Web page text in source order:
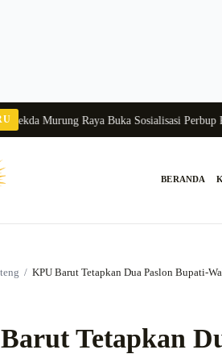
Murung Raya Buka Sosialisasi Perbup PJPK
BERANDA
/ KPU Barut Tetapkan Dua Paslon Bupati-
Tetapkan